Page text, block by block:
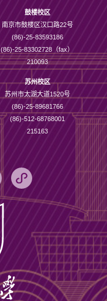
鼓楼校区
南京市鼓楼区汉口路22号
(86)-25-83593186
(86)-25-83302728（fax）
210093
苏州校区
苏州市太湖大道1520号
(86)-25-89681766
(86)-512-68768001
215163